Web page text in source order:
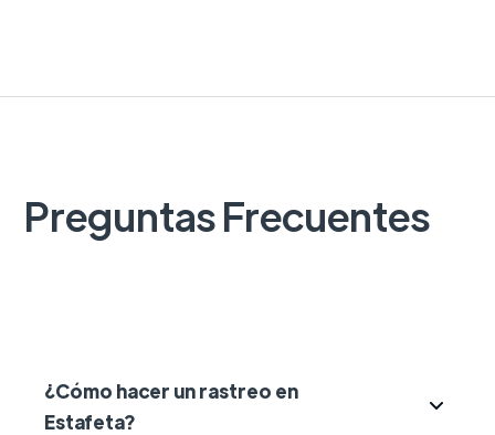
Preguntas Frecuentes
¿Cómo hacer un rastreo en
Estafeta?